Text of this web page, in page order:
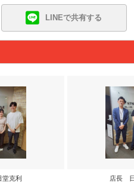
LINEで共有する
克利 店長